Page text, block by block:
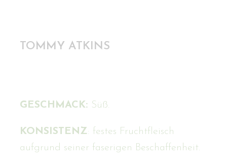
TOMMY ATKINS
GESCHMACK: Süß.
KONSISTENZ: festes Fruchtfleisch
aufgrund seiner faserigen Beschaffenheit.